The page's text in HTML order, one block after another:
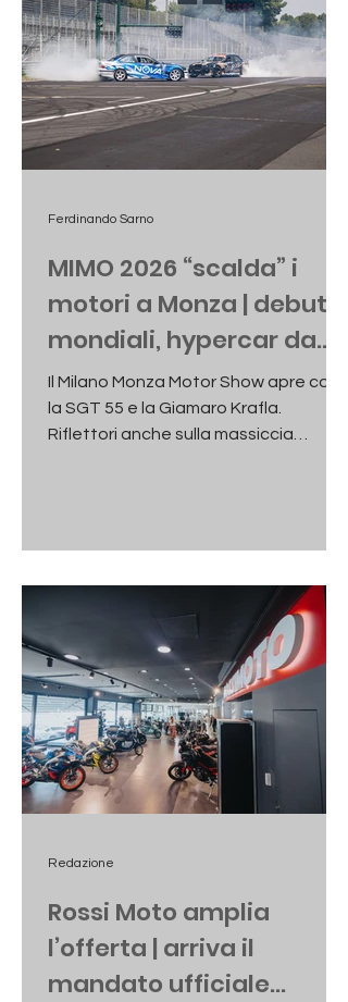
MIMO 2026 “scalda” i
motori a Monza | debutti
mondiali, hypercar da
oltre 2.000 CV e la sfida
del caldo record
Il Milano Monza Motor Show apre con
la SGT 55 e la Giamaro Krafla.
Riflettori anche sulla massiccia
giorni davvero infernali per amore
delle quattro ruote?
Ferdinando Sarno
Rossi Moto amplia
l’offerta | arriva il
mandato ufficiale
Redazione